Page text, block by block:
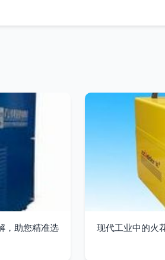
，助您精准选
现代工业中的火